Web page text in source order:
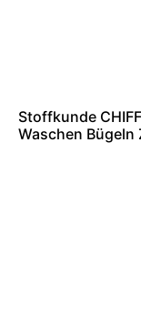
Stoffkunde
Waschen Bügeln